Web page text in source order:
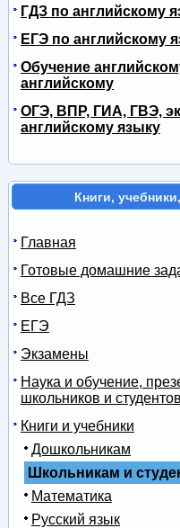
ГДЗ по английскому
ЕГЭ по английскому
Обучение
английскому
ОГЭ, ВПР, ГИА, ГВЭ,
английскому языку
Книги,
Главная
Готовые домашние
Все ГДЗ
ЕГЭ
Экзамены
Наука и обучение,
школьников и студентов
Книги и учебники
Дошкольникам
Школьникам и
Математика
Русский язык